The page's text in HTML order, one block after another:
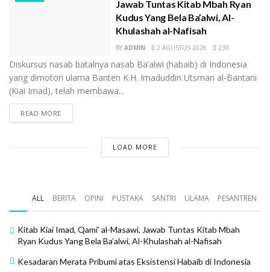
Jawab Tuntas Kitab Mbah Ryan
Kudus Yang Bela Ba’alwi, Al-
Khulashah al-Nafisah
BY ADMIN 2 AGUSTUS 2026 230
Diskursus nasab batalnya nasab Ba’alwi (habaib) di Indonesia
yang dimotori ulama Banten K.H. Imaduddin Utsman al-Bantani
(Kiai Imad), telah membawa...
READ MORE
LOAD MORE
ALL BERITA OPINI PUSTAKA SANTRI ULAMA PESANTREN
Kitab Kiai Imad, Qami’ al-Masawi, Jawab Tuntas Kitab Mbah
Ryan Kudus Yang Bela Ba’alwi, Al-Khulashah al-Nafisah
Kesadaran Merata Pribumi atas Eksistensi Habaib di Indonesia